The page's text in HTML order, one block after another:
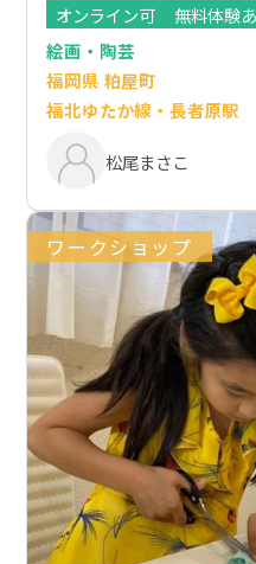
オンライン可
無料体験
絵画・陶芸
福岡県 粕屋町
福北ゆたか線・長者原駅
松尾まさこ
ワークショップ